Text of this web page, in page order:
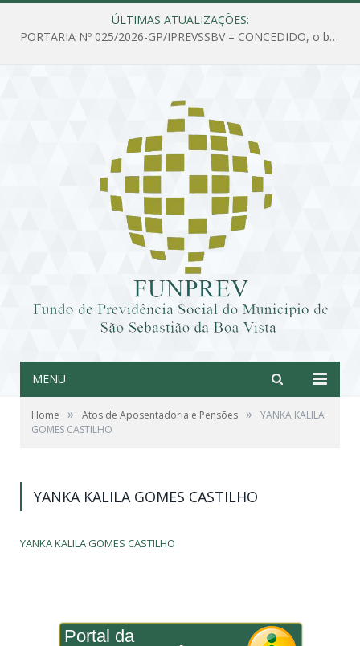
ÚLTIMAS ATUALIZAÇÕES:
PORTARIA Nº 025/2026-GP/IPREVSSBV – CONCEDIDO, o benefício de PENSÃO a MARIA ESTELA DOS SANTOS SOUZA
MENU
Home » Atos de Aposentadoria e Pensões »
YANKA KALILA
GOMES CASTILHO
YANKA KALILA GOMES CASTILHO
YANKA KALILA GOMES CASTILHO
Portal da